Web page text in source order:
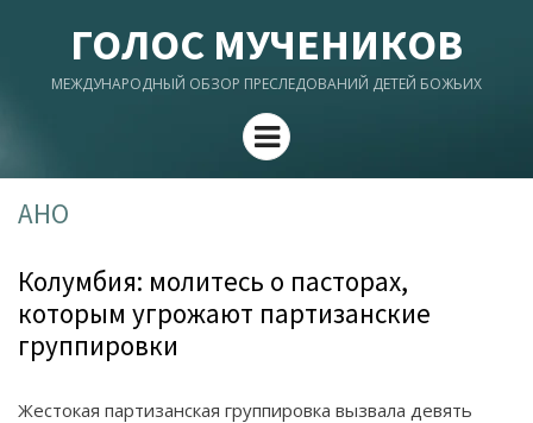
ГОЛОС МУЧЕНИКОВ
МЕЖДУНАРОДНЫЙ ОБЗОР ПРЕСЛЕДОВАНИЙ ДЕТЕЙ БОЖЬИХ
Menu
АНО
Колумбия: молитесь о пасторах,
которым угрожают партизанские
группировки
Жестокая партизанская группировка вызвала девять